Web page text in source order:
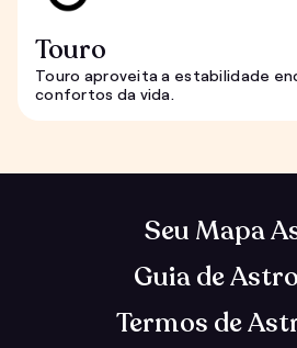
Touro
Touro aproveita a estabilidade
confortos da vida.
Seu Mapa
Guia de
Termos de